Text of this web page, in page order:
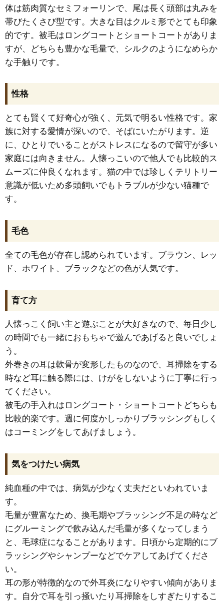
体は筋肉質なセミフォーリンで、尾は長く頭部は丸みを
帯びたくさび型です。大きな目はクルミ形でとても印象
的です。被毛はロングコートとショートコートがありま
すが、どちらも豊かな毛量で、シルクのようになめらか
な手触りです。
性格
とても賢くて好奇心が強く、元気で明るい性格です。家
族に対する愛情が深いので、そばにいたがります。逆
に、ひとりでいることがストレスになるので留守が多い
家庭には向きません。人懐っこいので他人でも比較的ス
ムーズに仲良くなれます。猫の中では珍しくテリトリー
意識が低いため多頭飼いでもトラブルが少ない猫種で
す。
毛色
全ての毛色が存在し認められています。ブラウン、レッ
ド、ホワイト、ブラックなどの色が人気です。
育て方
人懐っこく飼い主と遊ぶことが大好きなので、毎日少し
の時間でも一緒におもちゃで遊んであげると良いでしょ
う。
外巻きの耳は軟骨が変形したものなので、耳掃除をする
時など耳に触る際には、けがをしないように丁寧に行っ
てください。
被毛の手入れはロングコート・ショートコートどちらも
比較的楽です。週に何度かしっかりブラッシングもしく
はコーミングをしてあげましょう。
気をつけたい病気
純血種の中では、病気が少なく丈夫だといわれていま
す。
毛量が豊富なため、換毛期やブラッシング不足の時など
にグルーミングで飲み込んだ毛量が多くなってしまう
と、毛球症になることがあります。日頃から定期的にブ
ラッシングやシャンプーなどでケアしてあげてくださ
い。
耳の形が特徴的なので外耳炎になりやすい傾向がありま
す。自分で耳を引っ掻いたり耳掃除をしすぎたりするこ